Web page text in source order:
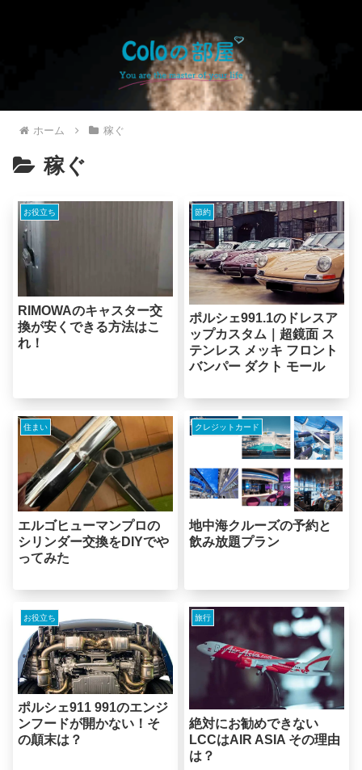
ホーム 稼ぐ
稼ぐ
お役立ち
RIMOWAのキャスター交
換が安くできる方法はこ
れ！
節約
ポルシェ991.1のドレスア
ップカスタム｜超鏡面 ス
テンレス メッキ フロント
バンパー ダクト モール
住まい
エルゴヒューマンプロの
シリンダー交換をDIYでや
ってみた
クレジットカード
地中海クルーズの予約と
飲み放題プラン
お役立ち
ポルシェ911 991のエンジ
ンフードが開かない！そ
の顛末は？
旅行
絶対にお勧めできない
LCCはAIR ASIA その理由
は？